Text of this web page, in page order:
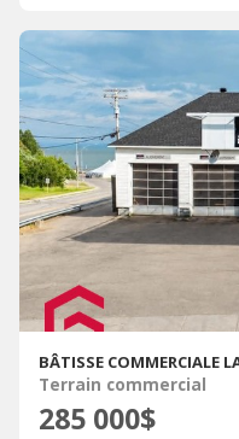
BÂTISSE COMMERCIALE
Terrain commercial
285 000$